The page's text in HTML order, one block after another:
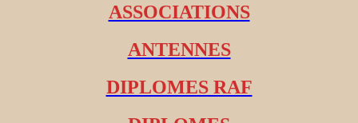
ASSOCIATIONS
ANTENNES
DIPLOMES RAF